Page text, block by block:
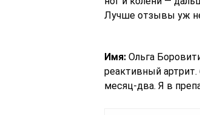
Лучше отзывы уж не
Имя: Ольга
реактивный
месяц-два. Я в